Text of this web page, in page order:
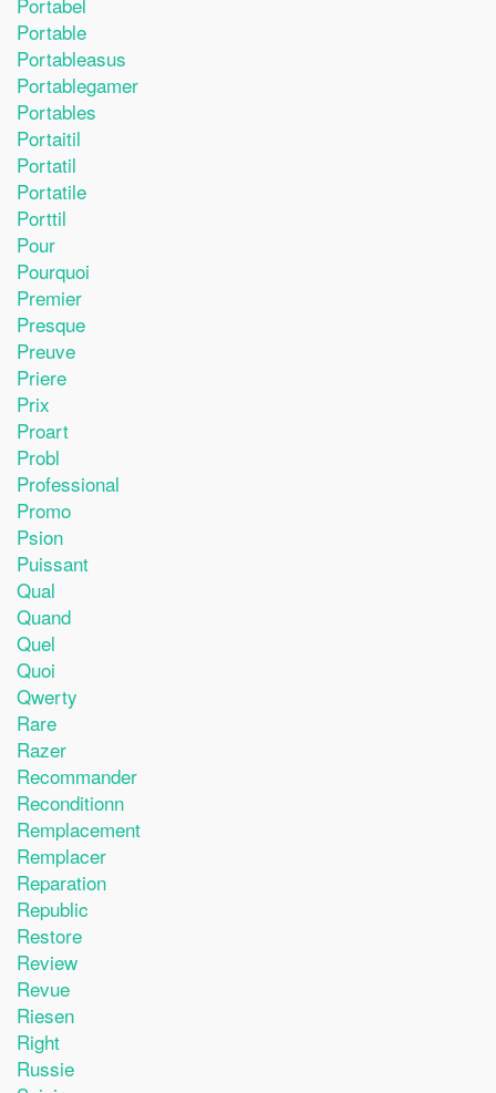
Portable
Portableasus
Portablegamer
Portables
Portaitil
Portatil
Portatile
Porttil
Pour
Pourquoi
Premier
Presque
Preuve
Priere
Prix
Proart
Probl
Professional
Promo
Psion
Puissant
Qual
Quand
Quel
Quoi
Qwerty
Rare
Razer
Recommander
Reconditionn
Remplacement
Remplacer
Reparation
Republic
Restore
Review
Revue
Riesen
Right
Russie